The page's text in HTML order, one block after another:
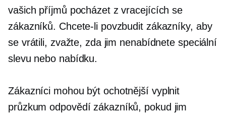
vašich příjmů pocházet z vracejících se
zákazníků. Chcete-li povzbudit zákazníky, aby
se vrátili, zvažte, zda jim nenabídnete speciální
slevu nebo nabídku.
Zákazníci mohou být ochotnější vyplnit
průzkum odpovědí zákazníků, pokud jim